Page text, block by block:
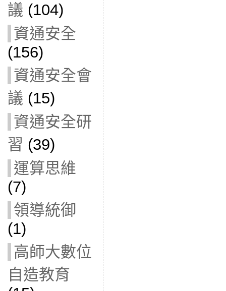
議 (104)
資通安全
(156)
資通安全會
議 (15)
資通安全研
習 (39)
運算思維
(7)
領導統御
(1)
高師大數位
自造教育